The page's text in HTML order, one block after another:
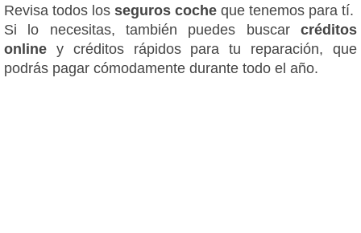
Revisa todos los seguros coche que tenemos para tí.
Si lo necesitas, también puedes buscar créditos
online y créditos rápidos para tu reparación, que
podrás pagar cómodamente durante todo el año.